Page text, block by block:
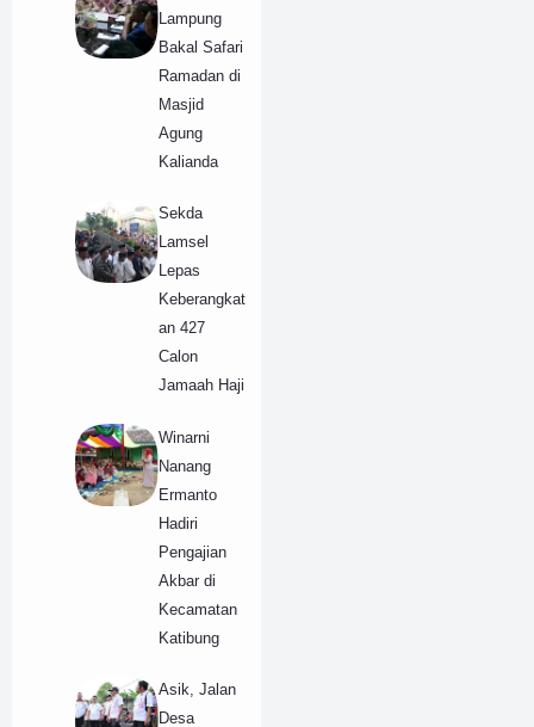
Lampung
Bakal Safari
Ramadan di
Masjid
Agung
Kalianda
Sekda
Lamsel
Lepas
Keberangkat
an 427
Calon
Jamaah Haji
Winarni
Nanang
Ermanto
Hadiri
Pengajian
Akbar di
Kecamatan
Katibung
Asik, Jalan
Desa